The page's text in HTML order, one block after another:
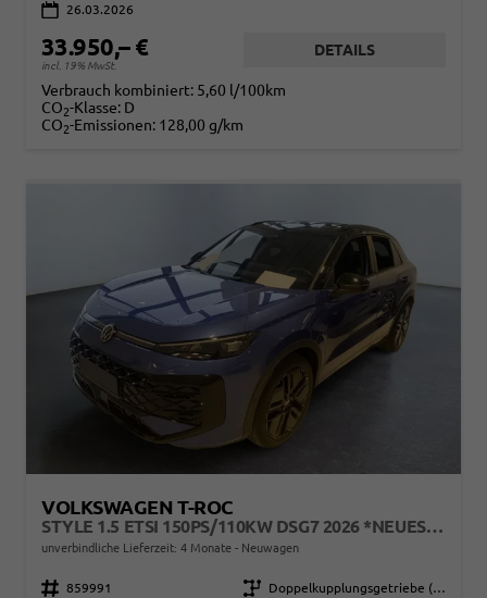
26.03.2026
33.950,– €
incl. 19% MwSt.
DETAILS
Verbrauch kombiniert: 5,60 l/100km
CO2-Klasse: D
CO2-Emissionen: 128,00 g/km
VOLKSWAGEN T-ROC
STYLE 1.5 ETSI 150PS/110KW DSG7 2026 *NEUES MODELL*
unverbindliche Lieferzeit: 4 Monate Neuwagen
Fahrzeugnr. 859991 Getriebe
Doppelkupplungsgetriebe (DSG)